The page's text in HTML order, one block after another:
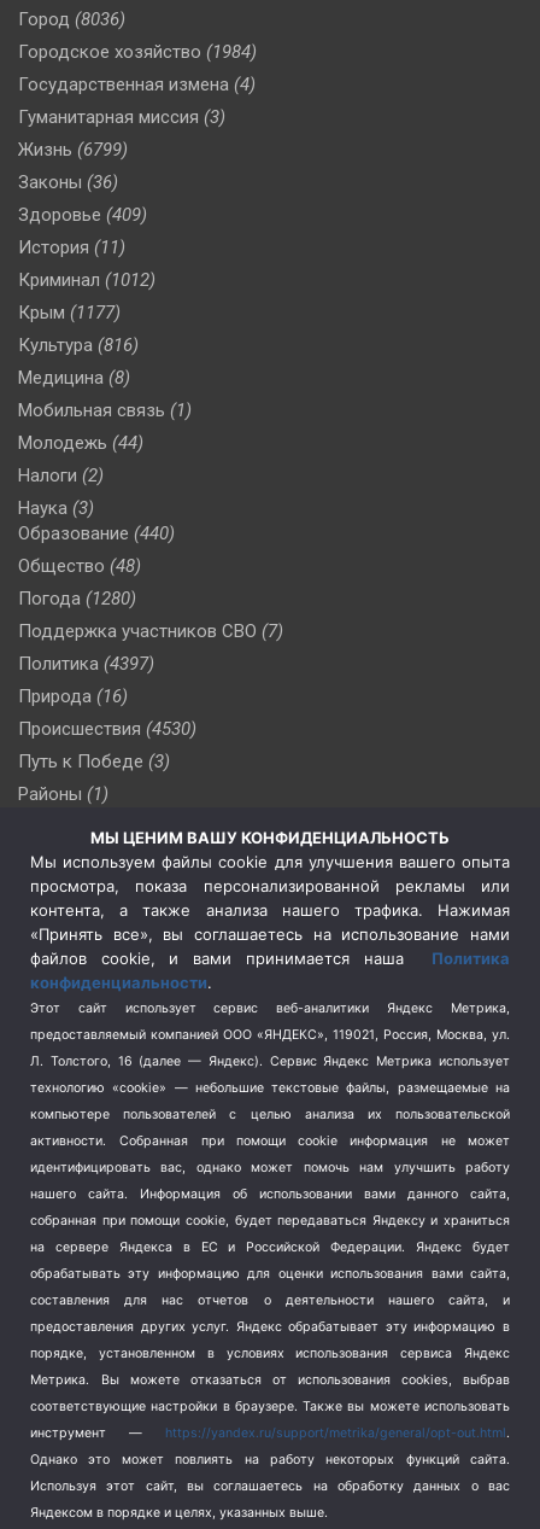
Город (8036)
Городское хозяйство (1984)
Государственная измена (4)
Гуманитарная миссия (3)
Жизнь (6799)
Законы (36)
Здоровье (409)
История (11)
Криминал (1012)
Крым (1177)
Культура (816)
Медицина (8)
Мобильная связь (1)
Молодежь (44)
Налоги (2)
Наука (3)
Образование (440)
Общество (48)
Погода (1280)
Поддержка участников СВО (7)
Политика (4397)
Природа (16)
Происшествия (4530)
Путь к Победе (3)
Районы (1)
(510)
Сельское хозяйство (3)
Социальная политика
(3)
Спецоперация в Украине
Спецоперация на Украине
(404)
Спорт (740)
Терроризм (1)
Транспорт (262)
Туризм (178)
Школа и спорт (2)
Экология (8)
Экономика (1172)
МЫ ЦЕНИМ ВАШУ КОНФИДЕНЦИАЛЬНОСТЬ
Мы используем файлы cookie для улучшения вашего опыта
просмотра, показа персонализированной рекламы или
контента, а также анализа нашего трафика. Нажимая
«Принять все», вы соглашаетесь на использование нами
файлов cookie, и вами принимается наша Политика
конфиденциальности.
Этот сайт использует сервис веб-аналитики Яндекс Метрика,
предоставляемый компанией ООО «ЯНДЕКС», 119021, Россия, Москва, ул.
Л. Толстого, 16 (далее — Яндекс). Сервис Яндекс Метрика использует
технологию «cookie» — небольшие текстовые файлы, размещаемые на
компьютере пользователей с целью анализа их пользовательской
активности.
Собранная при помощи cookie информация не может
идентифицировать вас, однако может помочь нам улучшить работу
нашего сайта. Информация об использовании вами данного сайта,
собранная при помощи cookie, будет передаваться Яндексу и храниться
на сервере Яндекса в ЕС и Российской Федерации. Яндекс будет
обрабатывать эту информацию для оценки использования вами сайта,
составления для нас отчетов о деятельности нашего сайта, и
предоставления других услуг. Яндекс обрабатывает эту информацию в
порядке, установленном в условиях использования сервиса Яндекс
Метрика.
Вы можете отказаться от использования cookies, выбрав
соответствующие настройки в браузере. Также вы можете использовать
инструмент — https://yandex.ru/support/metrika/general/opt-out.html.
Однако это может повлиять на работу некоторых функций сайта.
Используя этот сайт, вы соглашаетесь на обработку данных о вас
Яндексом в порядке и целях, указанных выше.